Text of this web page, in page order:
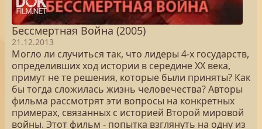
Бессмертная Война (2005)
21.12.2013
Могло ли случиться так, что лидеры 4-х государств,
определивших ход истории в середине ХХ века,
примут не те решения, которые были приняты? Как
бы тогда сложилась жизнь человечества? Авторы
фильма рассмотрят эти вопросы на конкретных
примерах, связанных с историей Второй мировой
войны. Этот фильм - попытка взглянуть на одну из